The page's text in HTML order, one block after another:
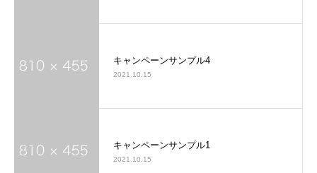
キャンペーンサンプル4
2021.10.15
キャンペーンサンプル1
2021.10.15